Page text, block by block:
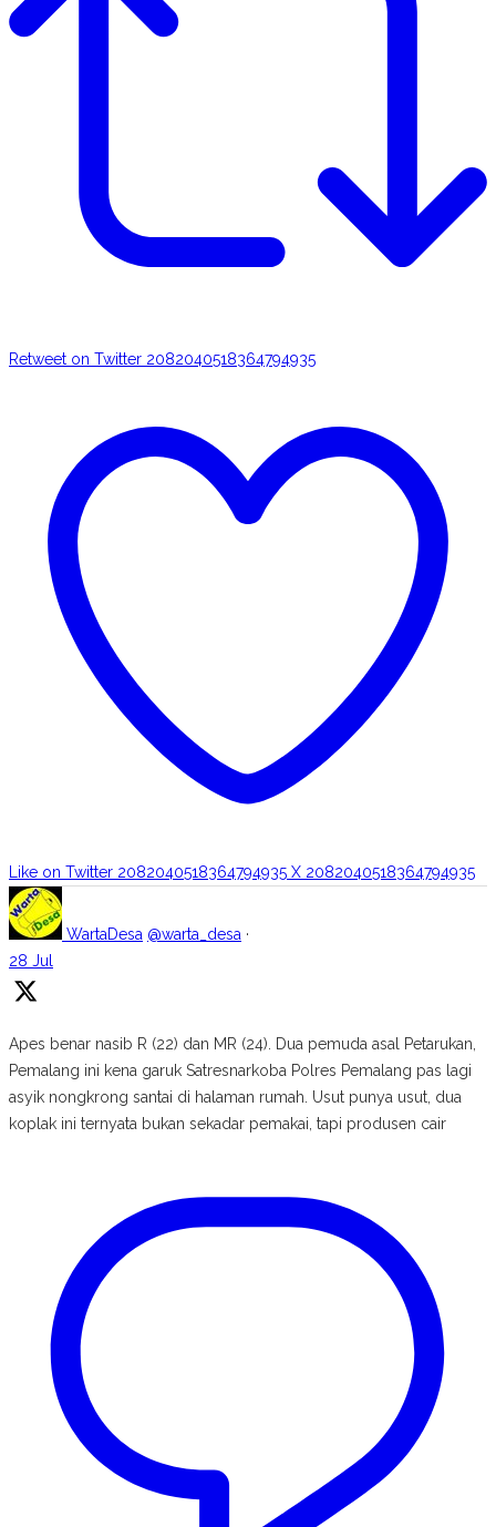
Retweet on Twitter 2082040518364794935
Like on Twitter 2082040518364794935 X 2082040518364794935
WartaDesa @warta_desa ·
28 Jul
Apes benar nasib R (22) dan MR (24). Dua pemuda asal Petarukan,
Pemalang ini kena garuk Satresnarkoba Polres Pemalang pas lagi
asyik nongkrong santai di halaman rumah. Usut punya usut, dua
koplak ini ternyata bukan sekadar pemakai, tapi produsen cair